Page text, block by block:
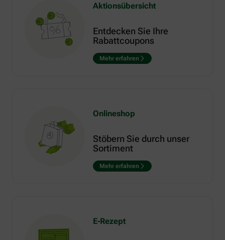
Aktionsübersicht
Entdecken Sie Ihre
Rabattcoupons
Mehr erfahren
Onlineshop
Stöbern Sie durch unser
Sortiment
Mehr erfahren
E-Rezept